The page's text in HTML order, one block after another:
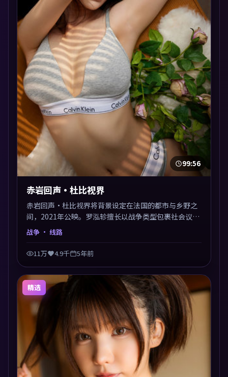
99:56
赤岩回声·杜比视界
赤岩回声·杜比视界将背景设定在法国的都市与乡野之
间，2021年公映。罗泓轸擅长以战争类型包裹社会议
题，节奏张弛有度，留白处耐人寻味。剪辑利落，悬念
战争 · 线路
11万 4.9千 5年前
精选